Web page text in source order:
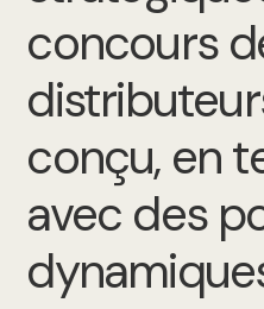
concours
conçu, en
avec des